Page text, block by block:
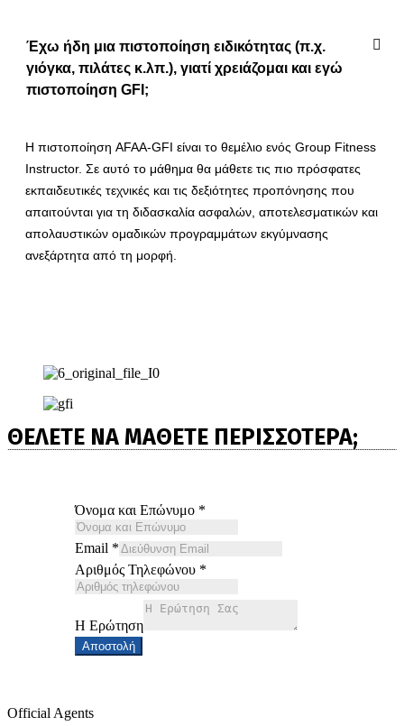
Έχω ήδη μια πιστοποίηση ειδικότητας (π.χ.
γιόγκα, πιλάτες κ.λπ.), γιατί χρειάζομαι και εγώ
πιστοποίηση GFI;
Η πιστοποίηση AFAA-GFI είναι το θεμέλιο ενός Group Fitness
Instructor. Σε αυτό το μάθημα θα μάθετε τις πιο πρόσφατες
εκπαιδευτικές τεχνικές και τις δεξιότητες προπόνησης που
απαιτούνται για τη διδασκαλία ασφαλών, αποτελεσματικών και
απολαυστικών ομαδικών προγραμμάτων εκγύμνασης
ανεξάρτητα από τη μορφή.
ΘΕΛΕΤΕ ΝΑ ΜΑΘΕΤΕ ΠΕΡΙΣΣΟΤΕΡΑ;
Όνομα και Επώνυμο *
Email *
Αριθμός Τηλεφώνου *
Η Ερώτηση
Αποστολή
Official Agents